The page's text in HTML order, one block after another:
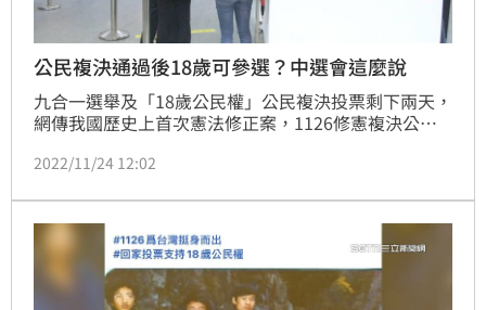
公民複決通過後18歲可參選？中選會這麼說
九合一選舉及「18歲公民權」公民複決投票剩下兩天，
網傳我國歷史上首次憲法修正案，1126修憲複決公投
中選會今（24）日澄清這是錯誤訊息，登記為候選人的
總統、23歲才能參選立委與里長。
2022/11/24 12:02